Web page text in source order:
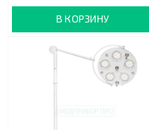
В КОРЗИНУ